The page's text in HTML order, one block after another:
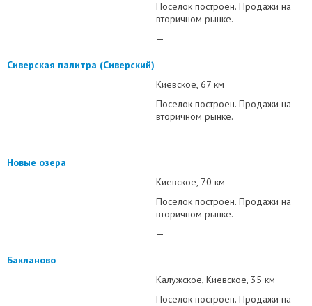
Поселок построен. Продажи на
вторичном рынке.
—
Сиверская палитра (Сиверский)
Киевское 67 км
Поселок построен. Продажи на
вторичном рынке.
—
Новые озера
Киевское 70 км
Поселок построен. Продажи на
вторичном рынке.
—
Бакланово
Калужское Киевское 35 км
Поселок построен. Продажи на